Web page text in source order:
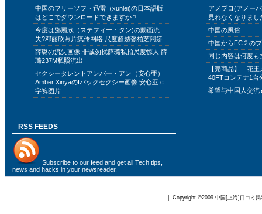
中国のフリーソフト迅雷（xunlei)の日本語版
はどこでダウンロードできますか？
今度は鄧麗欣（ステフィー・タン)の動画流
失?邓丽欣照片疯传网络 尺度超越张柏芝阿娇
薛璐の流失画像:非诚勿扰薛璐私拍尺度惊人 薛
璐237M私照流出
セクシータレントアンバー・アン（安心亜）
Amber XinyaのIバックセクシー画像:安心亚 c
字裤图片
アメブロ(アメー
見れなくなりまし
中国の風俗
中国からFC２の
同じ内容は何度
【売商品】「花
40FTコンテナ1台
希望与中国人交
RSS FEEDS
Subscribe to our feed and get all Tech tips,
news and hacks in your newsreader.
| Copyright ©2009 中国[上海]口コミ掲